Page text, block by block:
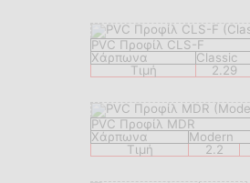
PVC Προφίλ CLS-F
Χάρπωνα
Classic
Τιμή
2.29
PVC Προφίλ MDR
Χάρπωνα
Modern
Τιμή
2.2